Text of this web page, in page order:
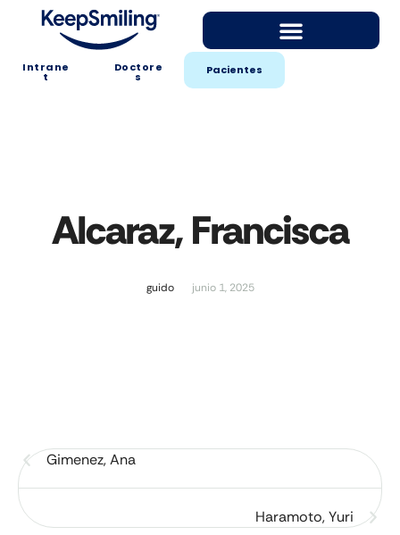
Intrane
t
Doctore
s Pacientes
Alcaraz, Francisca
guido junio 1, 2025
Gimenez, Ana
Haramoto, Yuri